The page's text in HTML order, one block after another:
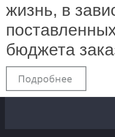
жизнь, в
бюджета